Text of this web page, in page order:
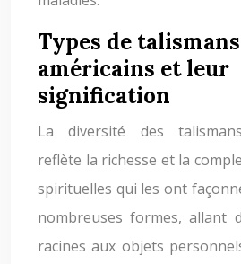
Types de
américains et leur
signification
La diversité des
reflète la richesse et la
spirituelles qui les ont
nombreuses formes, allant
racines aux objets